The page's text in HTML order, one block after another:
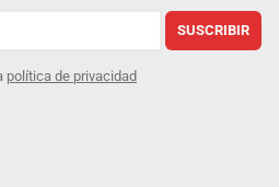
SUSCRIBIR
política de privacidad